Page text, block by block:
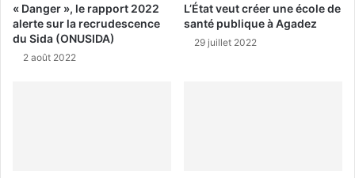
« Danger », le rapport 2022
alerte sur la recrudescence
du Sida (ONUSIDA)
2 août 2022
L’État veut créer une école de
santé publique à Agadez
29 juillet 2022